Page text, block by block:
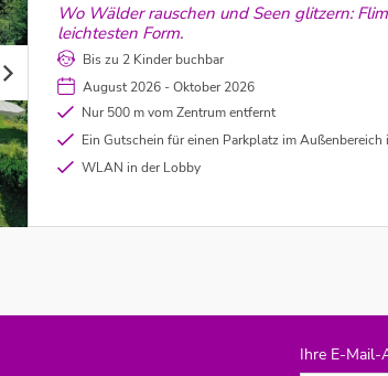
Wo Wälder rauschen und Seen glitzern:
leichtesten Form.
Bis zu 2 Kinder buchbar
August 2026 - Oktober 2026
Nur 500 m vom Zentrum entfernt
Ein Gutschein für einen Parkplatz im Außenbereich im Wert von CHF 10,00 pro
WLAN in der Lobby
Ihre E-Mail-